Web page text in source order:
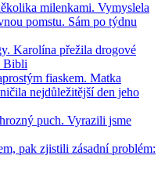
milenkami. Vymyslela
pomstu. Sám po týdnu
Karolína přežila drogové
Bibli
fiaskem. Matka
nejdůležitější den jeho
puch. Vyrazili jsme
pak zjistili zásadní problém: